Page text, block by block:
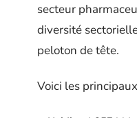
secteur
diversité
peloton de tête.
Voici les